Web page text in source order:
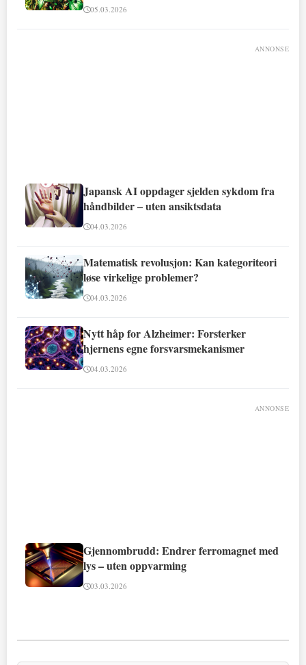
05.03.2026
ANNONSE
Japansk AI oppdager sjelden sykdom fra
håndbilder – uten ansiktsdata
04.03.2026
Matematisk revolusjon: Kan kategoriteori
løse virkelige problemer?
04.03.2026
Nytt håp for Alzheimer: Forsterker
hjernens egne forsvarsmekanismer
04.03.2026
ANNONSE
Gjennombrudd: Endrer ferromagnet med
lys – uten oppvarming
03.03.2026